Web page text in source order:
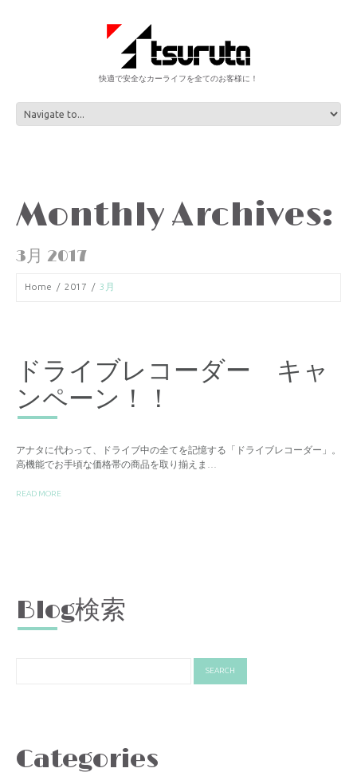
快適で安全なカーライフを全てのお客様に！
Monthly Archives:
3月 2017
Home 2017 3月
ドライブレコーダー キャ
ンペーン！！
アナタに代わって、ドライブ中の全てを記憶する「ドライブレコーダー」。
高機能でお手頃な価格帯の商品を取り揃えま…
READ MORE
Blog検索
Categories